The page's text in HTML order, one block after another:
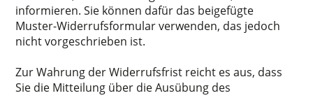
informieren. Sie können dafür das beigefügte
Muster-Widerrufsformular verwenden, das jedoch
nicht vorgeschrieben ist.
Zur Wahrung der Widerrufsfrist reicht es aus, dass
Sie die Mitteilung über die Ausübung des